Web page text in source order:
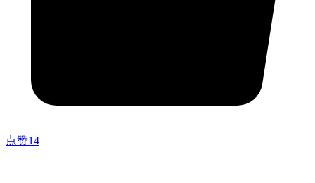
点赞14